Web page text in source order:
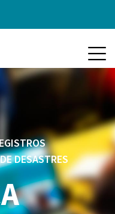
DESASTRES